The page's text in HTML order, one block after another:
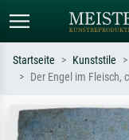
Suchen Sie nach
oder Stilen – z.B.
Startseite Kunststile
Der Engel im Fleisch,